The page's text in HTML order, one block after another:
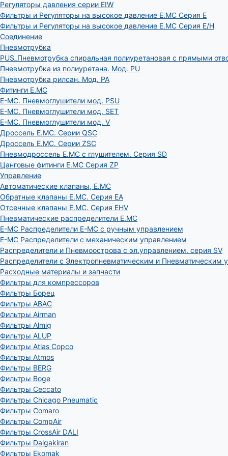
Регуляторы давления серии EIW
Фильтры и Регуляторы на высокое давление E.MC Серия E
Фильтры и Регуляторы на высокое давление E.MC Серия E/H
Соединение
Пневмотрубка
PUS_Пневмотрубка спиральная полиуретановая с прямыми
Пневмотрубка из полиуретана. Мод. РU
Пневмотрубка рилсан. Мод. PA
Фитинги E.MC
E-MC. Пневмоглушители мод. PSU
E-MC. Пневмоглушители мод. SET
E-MC. Пневмоглушители мод. V
Дроссель E.MC. Серии QSC
Дроссель E.MC. Серии ZSC
Пневмодроссель E.MC с глушителем. Серия SD
Цанговые фитинги E.MC Серия ZP
Управление
Автоматические клапаны, Е.МС
Обратные клапаны E.MC. Серия EA
Отсечные клапаны E.MC. Серия EHV
Пневматические распределители E.MC
E-MC Распределители E-MC с ручным управлением
E-MC Распределители с механическим управлением
Распределители и Пневмоострова с эл.управлением. серия SV
Распределители с Электропневматическим и Пневматическим
Расходные материалы и запчасти
Фильтры для компрессоров
Фильтры Борец
Фильтры ABAC
Фильтры Airman
Фильтры Almig
Фильтры ALUP
Фильтры Atlas Copco
Фильтры Atmos
Фильтры BERG
Фильтры Boge
Фильтры Ceccato
Фильтры Chicago Pneumatic
Фильтры Comaro
Фильтры CompAir
Фильтры CrossAir DALI
Фильтры Dalgakiran
Фильтры Ekomak